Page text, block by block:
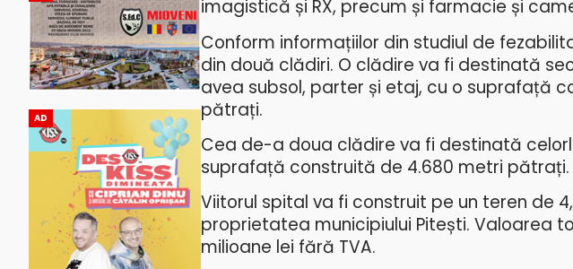
AD
imagistică și RX, precum și farmacie și
Conform informațiilor din studiul de
din două clădiri. O clădire va fi destinată
avea subsol, parter și etaj, cu o suprafață
pătrați.
Cea de-a doua clădire va fi destinată
suprafață construită de 4.680 metri pătrați.
Viitorul spital va fi construit pe un teren de
proprietatea municipiului Pitești. Valoarea
milioane lei fără TVA.